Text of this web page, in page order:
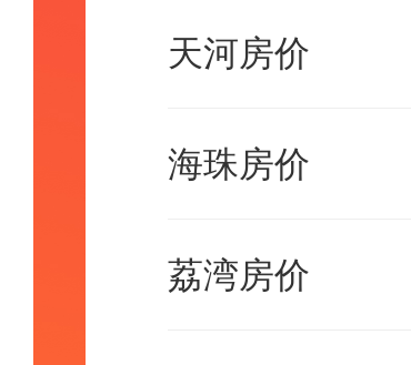
天河房价
海珠房价
荔湾房价